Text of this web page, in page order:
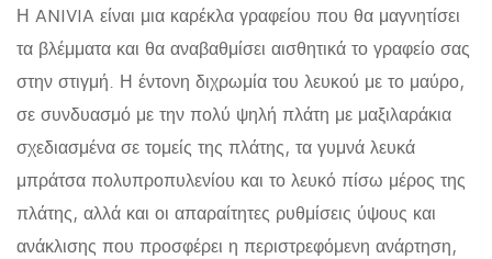
Η ANIVIA είναι μια καρέκλα γραφείου που θα μαγνητίσει
τα βλέμματα και θα αναβαθμίσει αισθητικά το γραφείο σας
στην στιγμή. Η έντονη διχρωμία του λευκού με το μαύρο,
σε συνδυασμό με την πολύ ψηλή πλάτη με μαξιλαράκια
σχεδιασμένα σε τομείς της πλάτης, τα γυμνά λευκά
μπράτσα πολυπροπυλενίου και το λευκό πίσω μέρος της
πλάτης, αλλά και οι απαραίτητες ρυθμίσεις ύψους και
ανάκλισης που προσφέρει η περιστρεφόμενη ανάρτηση,